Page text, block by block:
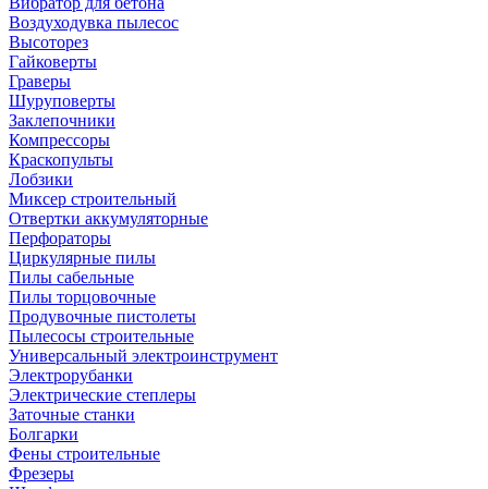
Воздуходувка пылесос
Высоторез
Гайковерты
Граверы
Шуруповерты
Заклепочники
Компрессоры
Краскопульты
Лобзики
Миксер строительный
Отвертки аккумуляторные
Перфораторы
Циркулярные пилы
Пилы сабельные
Пилы торцовочные
Продувочные пистолеты
Пылесосы строительные
Универсальный электроинструмент
Электрорубанки
Электрические степлеры
Заточные станки
Болгарки
Фены строительные
Фрезеры